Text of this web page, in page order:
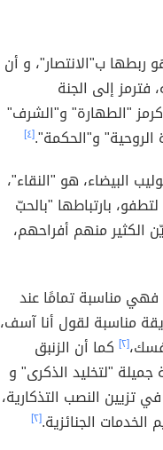
ربطها ب"الانتصار"، و أن
إلى الجنة
"الطهارة" و"الشرف"
الروحية" و"الحكمة".[٤]
البيضاء، هو "النقاء"،
بارتباطها "بالحبّ
الكثير منهم أفراحهم،
مناسبة تمامًا عند
مناسبة لقول أنا آسف،
[٢]
كما أن الزنبق
"لتخليد الذكرى" و
تزيين النصب التذكارية،
الجنائزية.[٢]